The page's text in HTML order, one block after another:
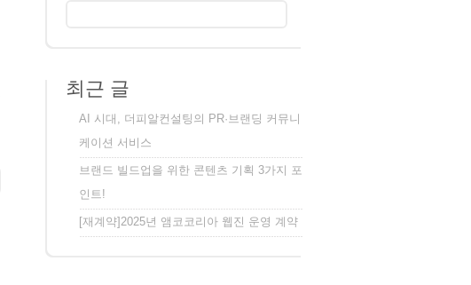
최근 글
AI 시대, 더피알컨설팅의 PR·브랜딩 커뮤니
케이션 서비스
브랜드 빌드업을 위한 콘텐츠 기획 3가지 포
인트!
[재계약]2025년 앰코코리아 웹진 운영 계약